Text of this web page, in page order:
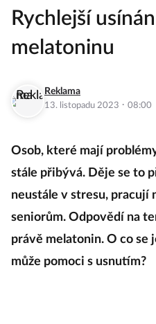
Rychlejší
melatoninu
Reklama
13. listopadu 2023 · 08:00
Osob, které mají
stále přibývá. Děje se to
neustále v stresu, pracují
seniorům. Odpovědí na
právě melatonin. O co se
může pomoci s usnutím?